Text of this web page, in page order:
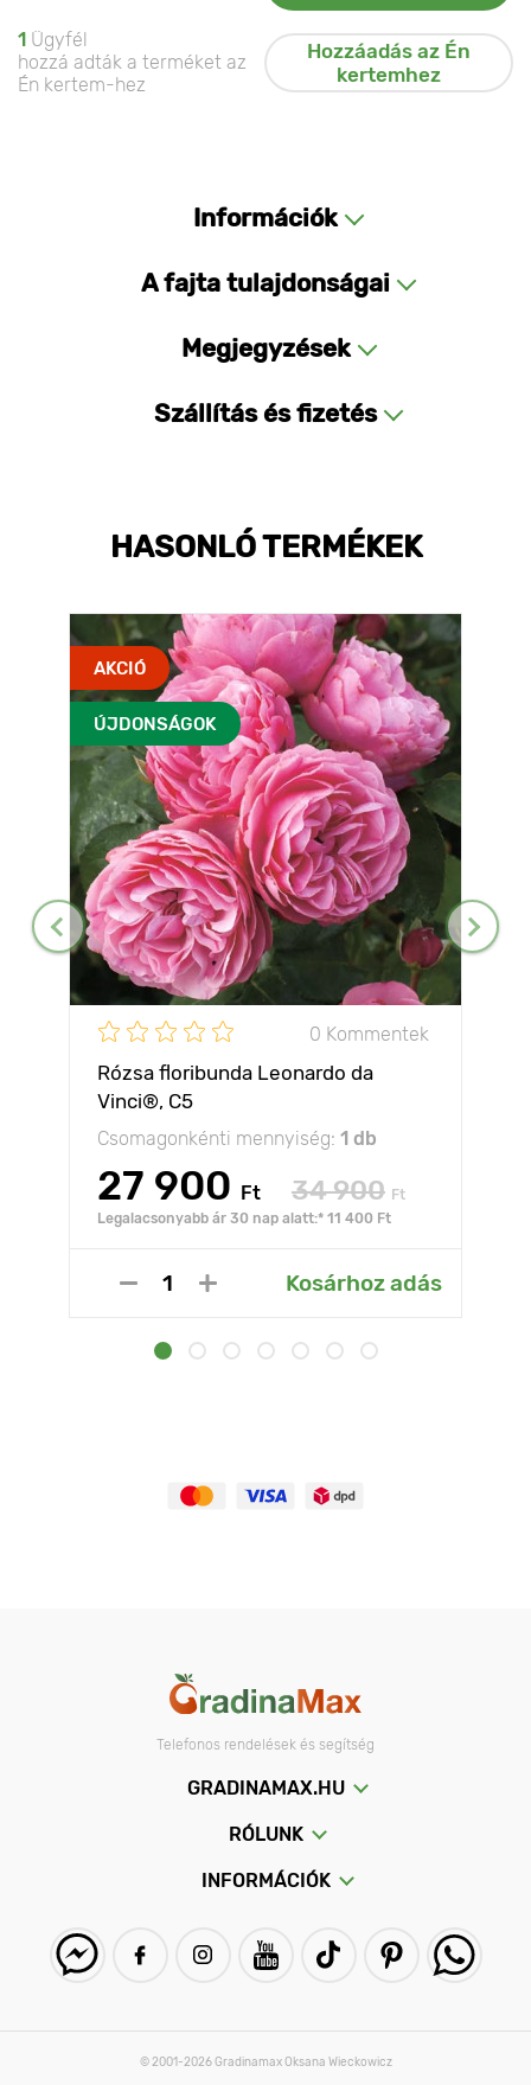
1 Ügyfél
hozzá adták a terméket az
Én kertem-hez
Hozzáadás az Én
kertemhez
Információk
A fajta tulajdonságai
Megjegyzések
Szállítás és fizetés
HASONLÓ TERMÉKEK
AKCIÓ
ÚJDONSÁGOK
0 Kommentek
Rózsa floribunda Leonardo da
Vinci®, C5
Csomagonkénti mennyiség: 1 db
27 900 Ft 34 900 Ft
Legalacsonyabb ár 30 nap alatt:* 11 400 Ft
Kosárhoz adás
Telefonos rendelések és segítség
GRADINAMAX.HU
RÓLUNK
INFORMÁCIÓK
© 2001-2026 Gradinamax Oksana Wieckowicz